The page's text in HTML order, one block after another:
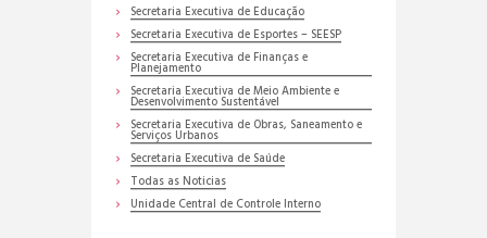
Secretaria Executiva de Educação
Secretaria Executiva de Esportes – SEESP
Secretaria Executiva de Finanças e
Planejamento
Secretaria Executiva de Meio Ambiente e
Desenvolvimento Sustentável
Secretaria Executiva de Obras, Saneamento e
Serviços Urbanos
Secretaria Executiva de Saúde
Todas as Noticias
Unidade Central de Controle Interno